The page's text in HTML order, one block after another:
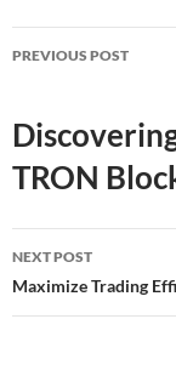
Post
PREVIOUS POST
TRON
NEXT POST
Maximize Trading